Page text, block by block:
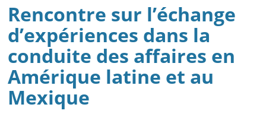
Rencontre sur l’échange
d’expériences dans la
conduite des affaires en
Amérique latine et au
Mexique